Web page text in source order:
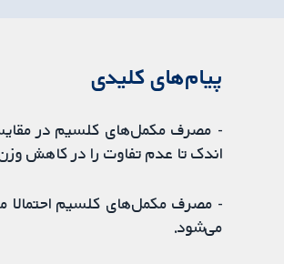
پیام‌های کلیدی
اندک تا عدم تفاوت را در کاهش وزن
می‌شود.